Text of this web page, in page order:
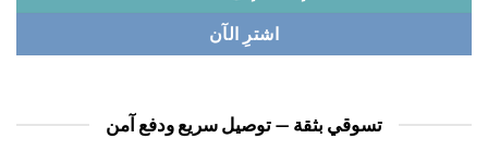
اشترِ الآن
تسوقي بثقة — توصيل سريع ودفع آمن